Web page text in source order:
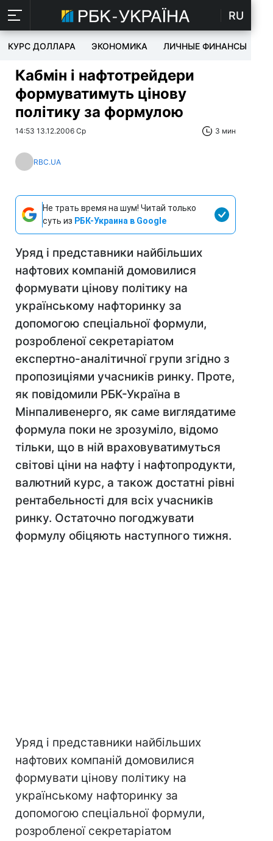
RU
КУРС ДОЛЛАРА ЭКОНОМИКА ЛИЧНЫЕ ФИНАНСЫ
Кабмін і нафтотрейдери
формуватимуть цінову
політику за формулою
14:53 13.12.2006 Ср 3 мин
RBC.UA
Не трать время на шум! Читай только
суть из РБК-Украина в Google
Уряд і представники найбільших
нафтових компаній домовилися
формувати цінову політику на
українському нафторинку за
допомогою спеціальної формули,
розробленої секретаріатом
експертно-аналітичної групи згідно з
пропозиціями учасників ринку. Проте,
як повідомили РБК-Україна в
Мінпаливенерго, як саме виглядатиме
формула поки не зрозуміло, відомо
тільки, що в ній враховуватимуться
світові ціни на нафту і нафтопродукти,
валютний курс, а також достатні рівні
рентабельності для всіх учасників
ринку. Остаточно погоджувати
формулу обіцяють наступного тижня.
Уряд і представники найбільших
нафтових компаній домовилися
формувати цінову політику на
українському нафторинку за
допомогою спеціальної формули,
розробленої секретаріатом